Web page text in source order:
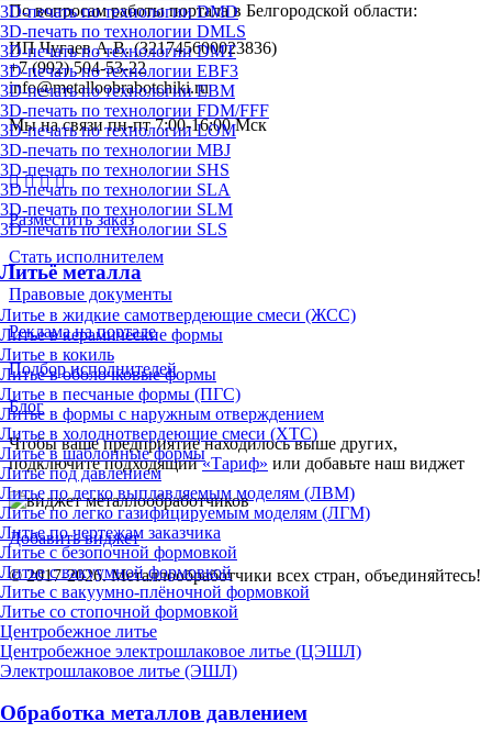
3D-печать по технологии DMD
3D-печать по технологии DMLS
3D-печать по технологии DMT
3D-печать по технологии EBF3
3D-печать по технологии EBM
3D-печать по технологии FDM/FFF
3D-печать по технологии LOM
3D-печать по технологии MBJ
3D-печать по технологии SHS
3D-печать по технологии SLA
3D-печать по технологии SLM
3D-печать по технологии SLS
Литьё металла
Литье в жидкие самотвердеющие смеси (ЖСС)
Литье в керамические формы
Литье в кокиль
Литье в оболочковые формы
Литье в песчаные формы (ПГС)
Литье в формы с наружным отверждением
Литье в холоднотвердеющие смеси (ХТС)
Литье в шаблонные формы
Литье под давлением
Литье по легко выплавляемым моделям (ЛВМ)
Литье по легко газифицируемым моделям (ЛГМ)
Литье по чертежам заказчика
Литье с безопочной формовкой
Литье с вакуумной формовкой
Литье с вакуумно-плёночной формовкой
Литье со стопочной формовкой
Центробежное литье
Центробежное электрошлаковое литье (ЦЭШЛ)
Электрошлаковое литье (ЭШЛ)
Обработка металлов давлением
По вопросам работы портала в Белгородской области:
ИП Чугаев А.В. (321745600023836)
+7 (992) 504-53-22
info@metalloobrabotchiki.ru
Мы на связи пн-пт 7:00-16:00 Мск
Разместить заказ
Стать исполнителем
Правовые документы
Реклама на портале
Подбор исполнителей
Блог
Чтобы ваше предприятие находилось выше других,
подключите подходящий«Тариф» или добавьте наш виджет
Добавить виджет
© 2017-2026. Металлообработчики всех стран, объединяйтесь!